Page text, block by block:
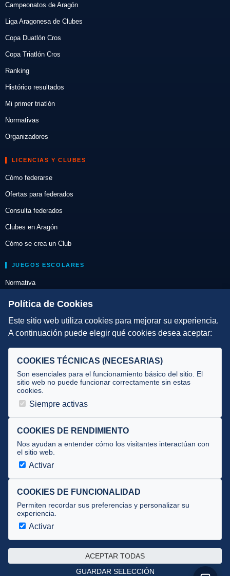
Campeonatos de Aragón
Liga Aragonesa de Clubes
Copa Duatlón Cros
Copa Triatlón Cros
Ranking
Histórico resultados
Mi primer triatlón
Normativas
Organizadores
LICENCIAS Y CLUBES
Cómo federarse
Ofertas para federados
Consulta federados
Clubes en Aragón
Cómo se crea un Club
JUEGOS ESCOLARES
Normativa
Escuelas de Triatlón
DIRECCIÓN TÉCNICA
Selecciones
Tecnificación
JUECES Y OFICIALES
Documentos
Cursos
Circulares oficiales
Convocatorias y Equipaciones
Av. José Atarés 101, semisótano. 50018 Zaragoza
Privacidad · Cookies
Política de Cookies
Este sitio web utiliza cookies para mejorar su experiencia.
A continuación puede elegir qué cookies desea aceptar:
COOKIES TÉCNICAS (NECESARIAS)
Son esenciales para el funcionamiento básico del sitio. El
sitio web no puede funcionar correctamente sin estas
cookies.
Siempre activas
COOKIES DE RENDIMIENTO
Nos ayudan a entender cómo los visitantes interactúan con
el sitio web.
Activar
COOKIES DE FUNCIONALIDAD
Permiten recordar sus preferencias y personalizar su
experiencia.
Activar
ACEPTAR TODAS
GUARDAR SELECCIÓN